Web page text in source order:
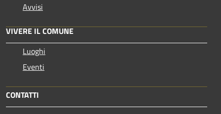
Avvisi
VIVERE IL COMUNE
Luoghi
Eventi
CONTATTI